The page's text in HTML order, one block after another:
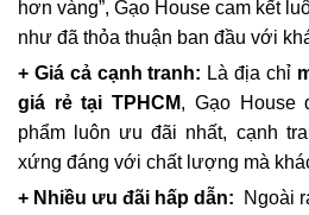
hơn vàng”, Gạo House cam kết
như đã thỏa thuận ban đầu với
+ Giá cả cạnh tranh: Là địa chỉ
giá rẻ tại TPHCM, Gạo House
phẩm luôn ưu đãi nhất, cạnh
xứng đáng với chất lượng mà
+ Nhiều ưu đãi hấp dẫn:
Ngoài